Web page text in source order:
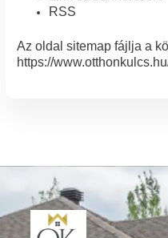
RSS
Az oldal sitemap fájlja a
https://